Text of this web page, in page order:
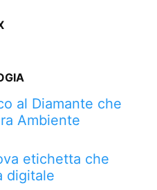
al Diamante che
Ambiente
etichetta che
digitale